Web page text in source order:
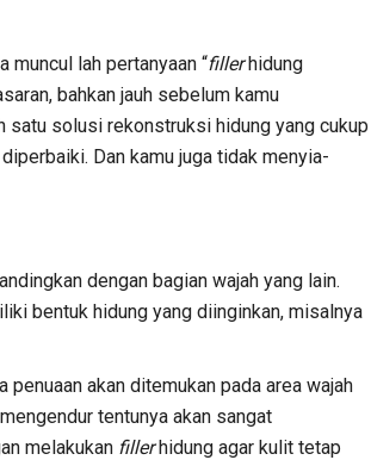
lah pertanyaan “fillerhidung
bahkan jauh sebelum kamu
satu solusi rekonstruksi hidung yang cukup
Dan kamu juga tidak menyia-
dengan bagian wajah yang lain.
bentuk hidung yang diinginkan, misalnya
akan ditemukan pada area wajah
tentunya akan sangat
melakukan fillerhidung agar kulit tetap